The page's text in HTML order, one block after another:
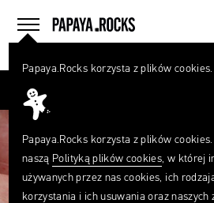
menu
home
Papaya.Rocks korzysta z plików cookies.
Papaya.Rocks korzysta z plików
naszą Polityką plików cookies, w której
używanych przez nas cookies, ich
korzystania i ich usuwania oraz naszych
Czego
szukasz?